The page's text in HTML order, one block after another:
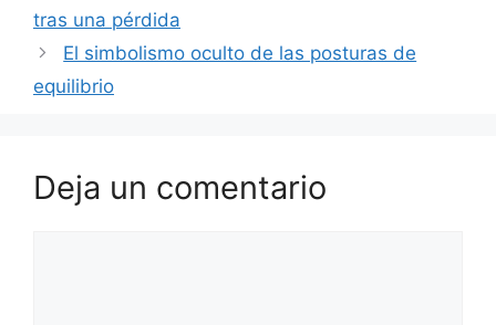
tras una pérdida
El simbolismo oculto de las posturas de
equilibrio
Deja un comentario